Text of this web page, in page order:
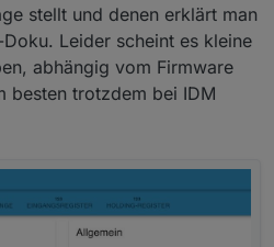
stellt und denen erklärt man
Leider scheint es kleine
abhängig vom Firmware
besten trotzdem bei IDM